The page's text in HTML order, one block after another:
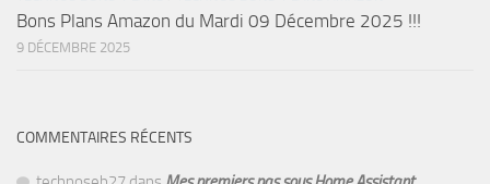
Bons Plans Amazon du Mardi 09 Décembre 2025 !!!
9 DÉCEMBRE 2025
COMMENTAIRES RÉCENTS